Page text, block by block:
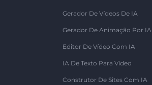
Gerador De Vídeos De IA
Gerador De Animação Por IA
Editor De Vídeo Com IA
IA De Texto Para Vídeo
Construtor De Sites Com IA